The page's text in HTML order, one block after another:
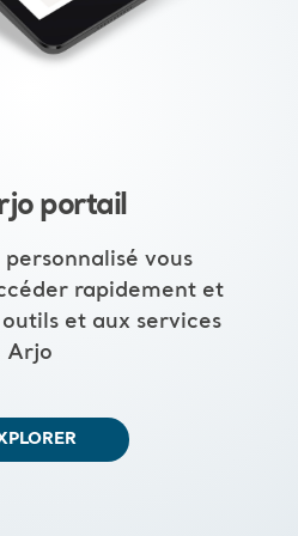
portail
vous
rapidement et
et aux services
Arjo